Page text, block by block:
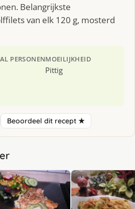
Belangrijkste
van elk 120 g, mosterd
PERSONENMOEILIJKHEID
Pittig
Beoordeel dit recept ★